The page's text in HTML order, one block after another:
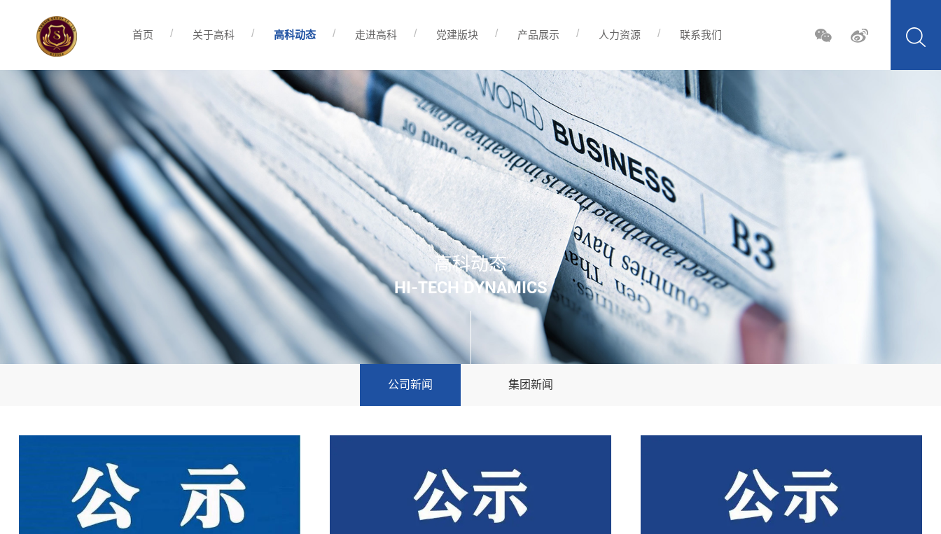
首页 关于高科 高科动态 走进高科 党建版块 产品展示 人力资源 联系我们
高科动态
HI-TECH DYNAMICS
公司新闻 集团新闻